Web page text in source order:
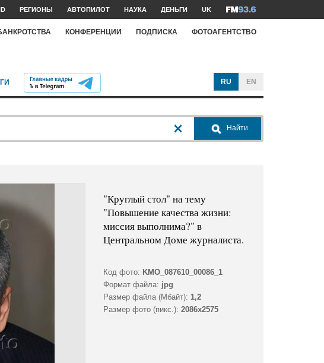
РЕГИОНЫ АВТОПИЛОТ НАУКА ДЕНЬГИ UK
КОНФЕРЕНЦИИ ПОДПИСКА ФОТОАГЕНТСТВО
RU EN
Найти
"Круглый стол" на тему
"Повышение качества жизни:
миссия выполнима?" в
Центральном Доме журналиста.
Код фото: KMO_087610_00086_1
Формат файла: jpg
Размер файла (Мбайт): 1,2
Размер фото (пикс.): 2086x2575